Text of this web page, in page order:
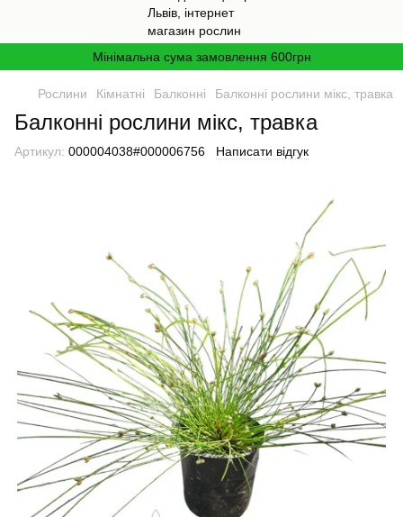
Мінімальна сума замовлення 600грн
Рослини Кімнатні Балконні Балконні рослини мікс, травка
Балконні рослини мікс, травка
Артикул: 000004038#000006756 Написати відгук